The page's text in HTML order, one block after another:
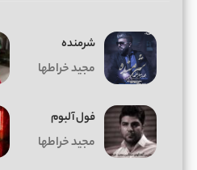
شرمنده
مجید خراطها
فول آلبوم
مجید خراطها